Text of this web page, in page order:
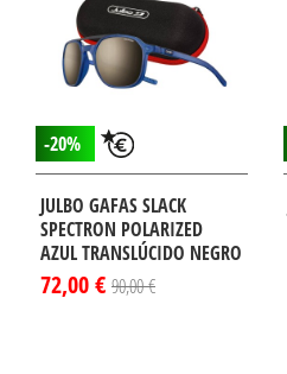
-20%
JULBO GAFAS SLACK
SPECTRON POLARIZED
AZUL TRANSLÚCIDO NEGRO
72,00 € 90,00 €